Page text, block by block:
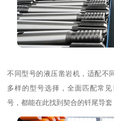
不同型号的液压凿岩机，适配不
多样的型号选择，全面匹配常
号，都能在此找到契合的钎尾导套